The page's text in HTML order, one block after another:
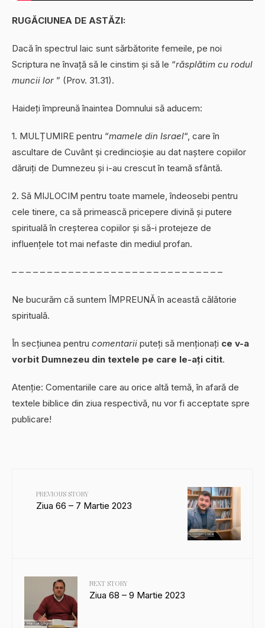
RUGĂCIUNEA DE ASTĂZI:
Dacă în spectrul laic sunt sărbătorite femeile, pe noi
Scriptura ne învață să le cinstim și să le “răsplătim cu rodul
muncii lor ” (Prov. 31.31).
Haideți împreună înaintea Domnului să aducem:
1. MULȚUMIRE pentru “mamele din Israel“, care în
ascultare de Cuvânt și credincioșie au dat naștere copiilor
dăruiți de Dumnezeu și i-au crescut în teamă sfântă.
2. Să MIJLOCIM pentru toate mamele, îndeosebi pentru
cele tinere, ca să primească pricepere divină și putere
spirituală în creșterea copiilor și să-i protejeze de
influențele tot mai nefaste din mediul profan.
– – – – – – – – – – – – – – – – – – – – – – – – – – – – – –
Ne bucurăm că suntem ÎMPREUNĂ în această călătorie
spirituală.
În secțiunea pentru comentarii puteți să menționați ce v-a
vorbit Dumnezeu din textele pe care le-ați citit.
Atenție: Comentariile care au orice altă temă, în afară de
textele biblice din ziua respectivă, nu vor fi acceptate spre
publicare!
PREVIOUS STORY
Ziua 66 – 7 Martie 2023
NEXT STORY
Ziua 68 – 9 Martie 2023